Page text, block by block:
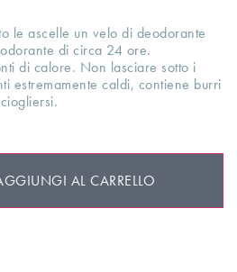
le ascelle un velo di deodorante
di circa 24 ore.
di calore. Non lasciare sotto i
estremamente caldi, contiene burri
AL CARRELLO